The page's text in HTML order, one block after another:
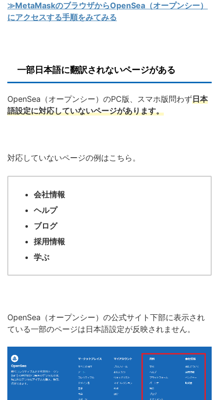
≫MetaMaskのブラウザからOpenSea（オープンシー）
にアクセスする手順をみてみる
一部日本語に翻訳されないページがある
OpenSea（オープンシー）のPC版、スマホ版問わず日本
語設定に対応していないページがあります。
対応していないページの例はこちら。
会社情報
ヘルプ
ブログ
採用情報
学ぶ
OpenSea（オープンシー）の公式サイト下部に表示され
ている一部のページは日本語設定が反映されません。